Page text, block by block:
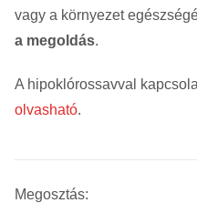
vagy a környezet
a megoldás.
A hipoklórossavval
olvasható.
Megosztás: